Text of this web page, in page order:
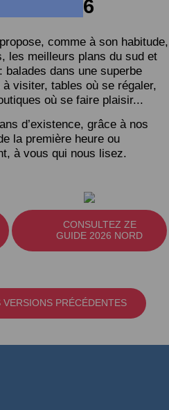
2026
comme à son habitude,
les meilleurs plans du sud et
balades dans une superbe
visiter, tables où se régaler,
où se faire plaisir...
d’existence, grâce à nos
la première heure ou
à vous qui nous lisez.
CONSULTEZ ZE
GUIDE 2026 NORD
PRÉCÉDENTES